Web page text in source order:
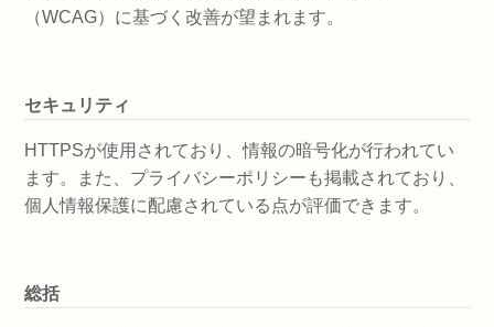
（WCAG）に基づく改善が望まれます。
セキュリティ
HTTPSが使用されており、情報の暗号化が行われてい
ます。また、プライバシーポリシーも掲載されており、
個人情報保護に配慮されている点が評価できます。
総括